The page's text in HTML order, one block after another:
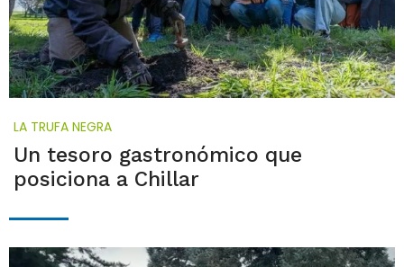
LA TRUFA NEGRA
Un tesoro gastronómico que
posiciona a Chillar